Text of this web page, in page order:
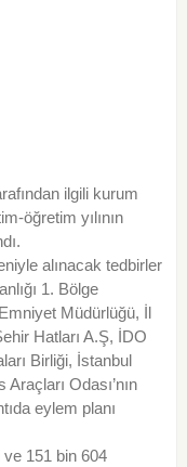
ilgili kurum
öğretim yılının
alınacak tedbirler
1. Bölge
Müdürlüğü, İl
Hatları A.Ş, İDO
Birliği, İstanbul
Odası’nın
eylem planı
ve 151 bin 604